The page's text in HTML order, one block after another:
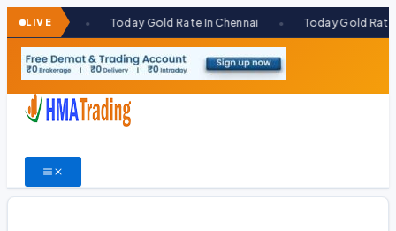
Skip
to
content
LIVEToday Gold Rate In Chennai ● Today Gold Rate In Kolkata